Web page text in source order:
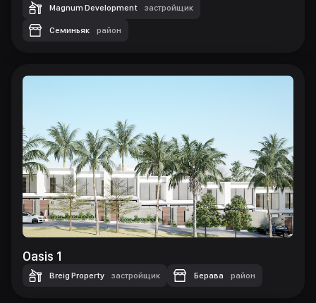
Magnum Development застройщик
Семиньяк район
Oasis 1
Breig Property застройщик Берава район